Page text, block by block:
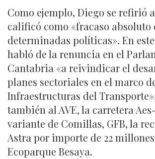
Como ejemplo, Diego se refirió
calificó como «fracaso absoluto
determinadas políticas». En
habló de la renuncia en el
Cantabria «a reivindicar el
planes sectoriales en el marco
Infraestructuras del
también al AVE, la carretera
variante de Comillas, GFB, la
Astra por importe de 22
Ecoparque Besaya.